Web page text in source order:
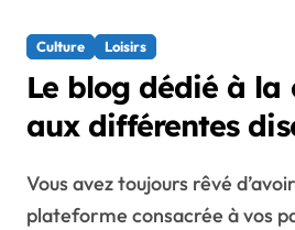
Culture Loisirs
Le blog dédié à la
aux différentes
Vous avez toujours rêvé d’avoir à disposition une
plateforme consacrée à vos